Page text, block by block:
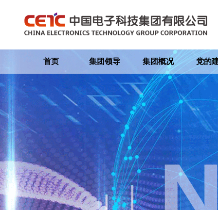
首页 集团领导 集团概况 党的